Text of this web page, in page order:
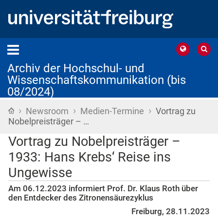
Archiv der Hochschul- und
Wissenschaftskommunikation (bis
08/2024)
Startseite
› Newsroom › Medien-Termine › Vortrag zu
Nobelpreisträger – …
Vortrag zu Nobelpreisträger –
1933: Hans Krebs‘ Reise ins
Ungewisse
Am 06.12.2023 informiert Prof. Dr. Klaus Roth über
den Entdecker des Zitronensäurezyklus
Freiburg, 28.11.2023